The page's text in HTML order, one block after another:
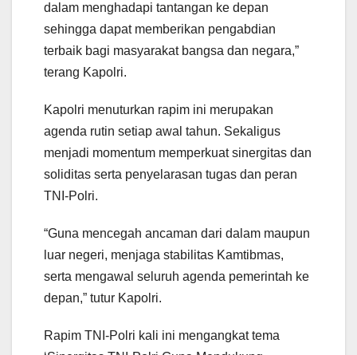
dalam menghadapi tantangan ke depan
sehingga dapat memberikan pengabdian
terbaik bagi masyarakat bangsa dan negara,”
terang Kapolri.
Kapolri menuturkan rapim ini merupakan
agenda rutin setiap awal tahun. Sekaligus
menjadi momentum memperkuat sinergitas dan
soliditas serta penyelarasan tugas dan peran
TNI-Polri.
“Guna mencegah ancaman dari dalam maupun
luar negeri, menjaga stabilitas Kamtibmas,
serta mengawal seluruh agenda pemerintah ke
depan,” tutur Kapolri.
Rapim TNI-Polri kali ini mengangkat tema